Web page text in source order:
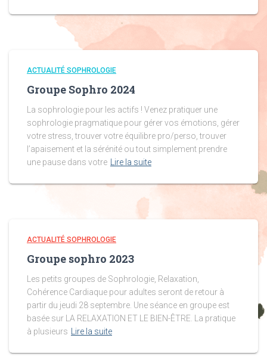
ACTUALITÉ SOPHROLOGIE
Groupe Sophro 2024
La sophrologie pour les actifs ! Venez pratiquer une
sophrologie pragmatique pour gérer vos émotions, gérer
votre stress, trouver votre équilibre pro/perso, trouver
l’apaisement et la sérénité ou tout simplement prendre
une pause dans votre
Lire la suite
ACTUALITÉ SOPHROLOGIE
Groupe sophro 2023
Les petits groupes de Sophrologie, Relaxation,
Cohérence Cardiaque pour adultes seront de retour à
partir du jeudi 28 septembre. Une séance en groupe est
basée sur LA RELAXATION ET LE BIEN-ÊTRE. La pratique
à plusieurs
Lire la suite